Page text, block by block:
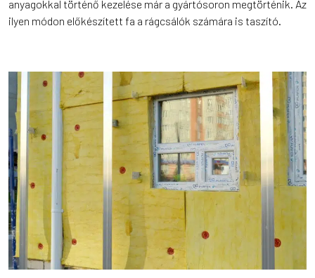
anyagokkal történő kezelése már a gyártósoron megtörténik. Az
ilyen módon előkészített fa a rágcsálók számára is taszító.